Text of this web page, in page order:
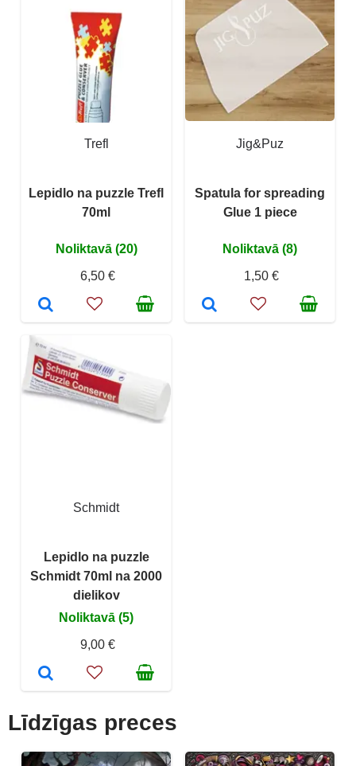
Trefl
Lepidlo na puzzle Trefl
70ml
Noliktavā (20)
6,50 €
Jig&Puz
Spatula for spreading
Glue 1 piece
Noliktavā (8)
1,50 €
Schmidt
Lepidlo na puzzle
Schmidt 70ml na 2000
dielikov
Noliktavā (5)
9,00 €
Līdzīgas preces